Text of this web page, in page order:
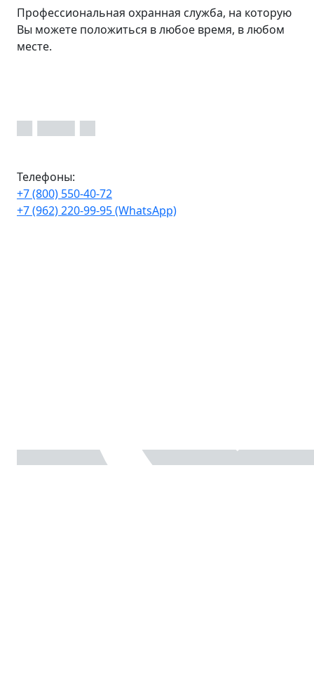
Профессиональная охранная служба, на которую
Вы можете положиться в любое время, в любом
месте.
Телефоны:
+7 (800) 550-40-72
+7 (962) 220-99-95 (WhatsApp)